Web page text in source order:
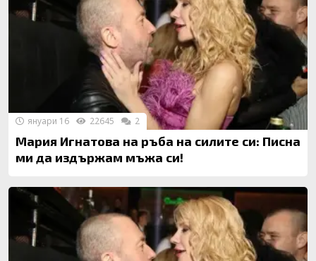
Мария Игнатова на ръба на силите си: Писна
ми да издържам мъжа си!
януари 16 22645 2